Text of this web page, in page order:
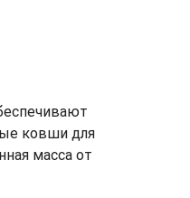
ковши для
масса от